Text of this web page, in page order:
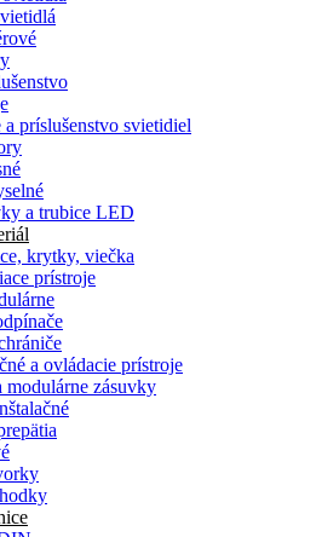
príslušenstvo svietidiel
a trubice LED
krytky, viečka
prístroje
a ovládacie prístroje
modulárne zásuvky